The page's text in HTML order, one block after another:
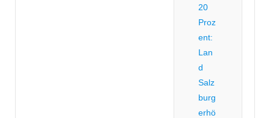
20
Proz
ent:
Lan
d
Salz
burg
erhö